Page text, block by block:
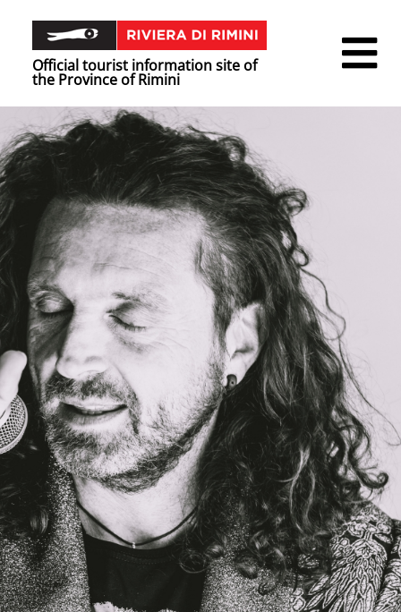
Official tourist information site of
the Province of Rimini